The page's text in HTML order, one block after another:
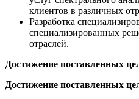
клиентов в различных
Разработка
специализированных
отраслей.
Достижение поставленных
Достижение поставленных